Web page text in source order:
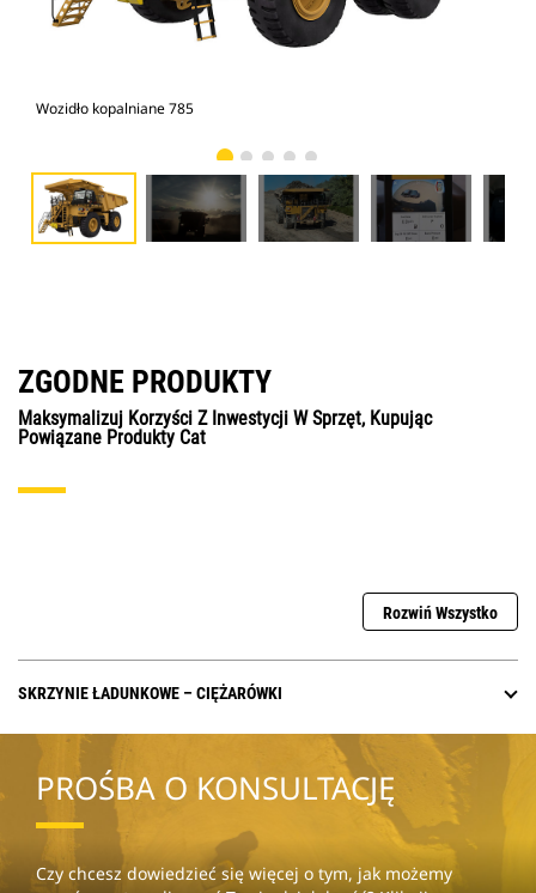
Wozidło kopalniane 785
ZGODNE PRODUKTY
Maksymalizuj Korzyści Z Inwestycji W Sprzęt, Kupując
Powiązane Produkty Cat
Rozwiń Wszystko
SKRZYNIE ŁADUNKOWE – CIĘŻARÓWKI
PROŚBA O KONSULTACJĘ
Czy chcesz dowiedzieć się więcej o tym, jak możemy